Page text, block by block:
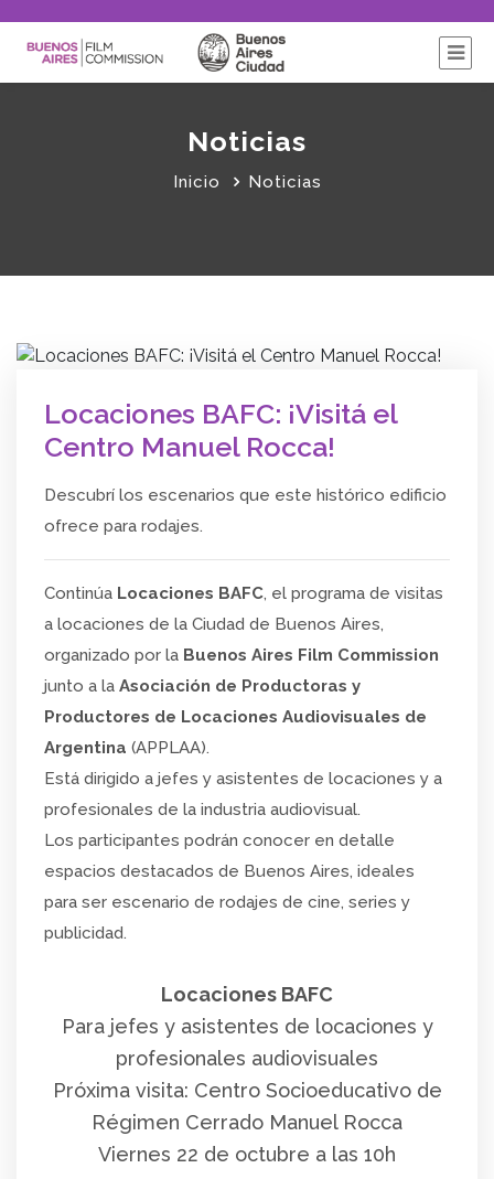
Noticias
Inicio Noticias
Locaciones BAFC: ¡Visitá el
Centro Manuel Rocca!
Descubrí los escenarios que este histórico edificio
ofrece para rodajes.
Continúa Locaciones BAFC, el programa de visitas
a locaciones de la Ciudad de Buenos Aires,
organizado por la Buenos Aires Film Commission
junto a la Asociación de Productoras y
Productores de Locaciones Audiovisuales de
Argentina (APPLAA).
Está dirigido a jefes y asistentes de locaciones y a
profesionales de la industria audiovisual.
Los participantes podrán conocer en detalle
espacios destacados de Buenos Aires, ideales
para ser escenario de rodajes de cine, series y
publicidad.
Locaciones BAFC
Para jefes y asistentes de locaciones y
profesionales audiovisuales
Próxima visita: Centro Socioeducativo de
Régimen Cerrado Manuel Rocca
Viernes 22 de octubre a las 10h